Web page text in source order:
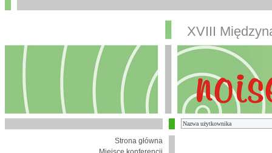
XVIII
Strona główna